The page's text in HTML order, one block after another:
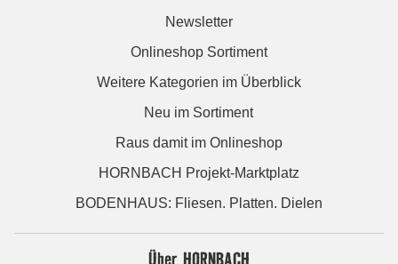
Newsletter
Onlineshop Sortiment
Weitere Kategorien im Überblick
Neu im Sortiment
Raus damit im Onlineshop
HORNBACH Projekt-Marktplatz
BODENHAUS: Fliesen. Platten. Dielen
Über HORNBACH